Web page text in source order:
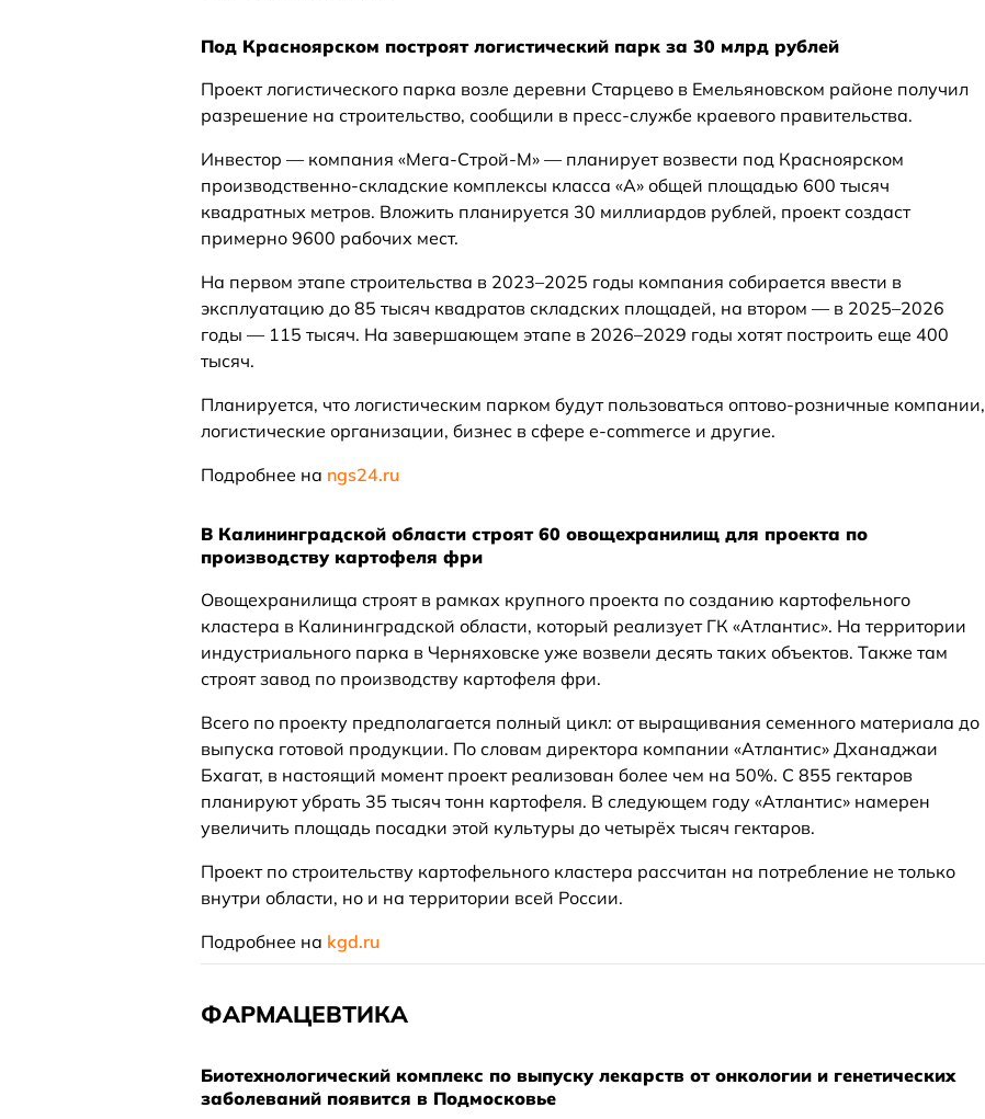
Под Красноярском построят логистический парк за 30 млрд рублей
Проект логистического парка возле деревни Старцево в Емельяновском районе получил
разрешение на строительство, сообщили в пресс-службе краевого правительства.
Инвестор — компания «Мега-Строй-М» — планирует возвести под Красноярском
производственно-складские комплексы класса «А» общей площадью 600 тысяч
квадратных метров. Вложить планируется 30 миллиардов рублей, проект создаст
примерно 9600 рабочих мест.
На первом этапе строительства в 2023–2025 годы компания собирается ввести в
эксплуатацию до 85 тысяч квадратов складских площадей, на втором — в 2025–2026
годы — 115 тысяч. На завершающем этапе в 2026–2029 годы хотят построить еще 400
тысяч.
Планируется, что логистическим парком будут пользоваться оптово-розничные компании,
логистические организации, бизнес в сфере e-commerce и другие.
Подробнее на ngs24.ru
В Калининградской области строят 60 овощехранилищ для проекта по
производству картофеля фри
Овощехранилища строят в рамках крупного проекта по созданию картофельного
кластера в Калининградской области, который реализует ГК «Атлантис». На территории
индустриального парка в Черняховске уже возвели десять таких объектов. Также там
строят завод по производству картофеля фри.
Всего по проекту предполагается полный цикл: от выращивания семенного материала до
выпуска готовой продукции. По словам директора компании «Атлантис» Дханаджаи
Бхагат, в настоящий момент проект реализован более чем на 50%. С 855 гектаров
планируют убрать 35 тысяч тонн картофеля. В следующем году «Атлантис» намерен
увеличить площадь посадки этой культуры до четырёх тысяч гектаров.
Проект по строительству картофельного кластера рассчитан на потребление не только
внутри области, но и на территории всей России.
Подробнее на kgd.ru
ФАРМАЦЕВТИКА
Биотехнологический комплекс по выпуску лекарств от онкологии и генетических
заболеваний появится в Подмосковье